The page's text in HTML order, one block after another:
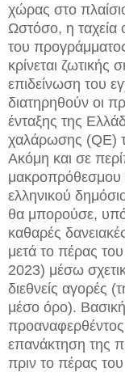
χώρας στο
Ωστόσο, η ταχεία
του
κρίνεται ζωτικής
επιδείνωση του
διατηρηθούν οι
ένταξης της
χαλάρωσης (QΕ)
Ακόμη και σε
μακροπρόθεσμου
ελληνικού
θα μπορούσε, υπό
καθαρές
μετά το πέρας
2023) μέσω
διεθνείς αγορές
μέσο όρο).
επανάκτηση της
πριν το πέρας